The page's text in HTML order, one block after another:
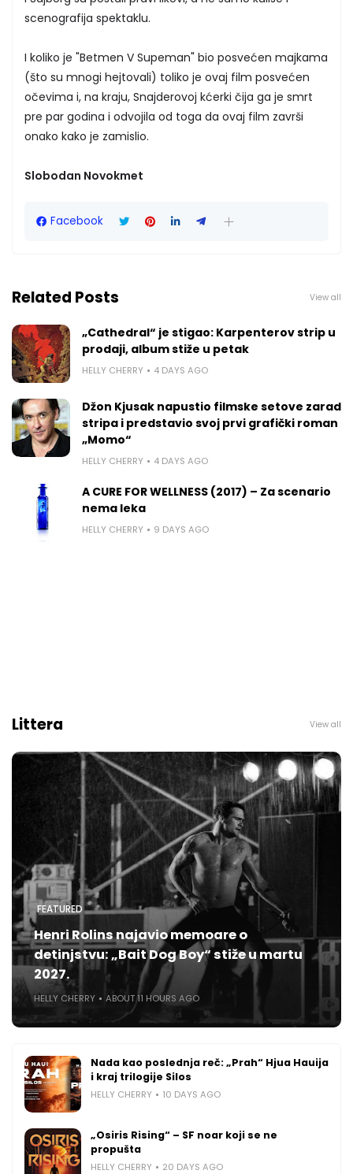
scenografija spektaklu.
I koliko je "Betmen V Supeman" bio posvećen majkama
(što su mnogi hejtovali) toliko je ovaj film posvećen
očevima i, na kraju, Snajderovoj kćerki čija ga je smrt
pre par godina i odvojila od toga da ovaj film završi
onako kako je zamislio.
Slobodan Novokmet
Facebook
Related Posts View all
„Cathedral“ je stigao: Karpenterov strip u
prodaji, album stiže u petak
HELLY CHERRY 4 DAYS AGO
Džon Kjusak napustio filmske setove zarad
stripa i predstavio svoj prvi grafički roman
„Momo“
HELLY CHERRY 4 DAYS AGO
A CURE FOR WELLNESS (2017) – Za scenario
nema leka
HELLY CHERRY 9 DAYS AGO
Littera View all
FEATURED
Henri Rolins najavio memoare o
detinjstvu: „Bait Dog Boy“ stiže u martu
2027.
HELLY CHERRY ABOUT 11 HOURS AGO
Nada kao poslednja reč: „Prah“ Hjua Hauija
i kraj trilogije Silos
HELLY CHERRY 10 DAYS AGO
„Osiris Rising“ – SF noar koji se ne
propušta
HELLY CHERRY 20 DAYS AGO